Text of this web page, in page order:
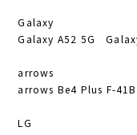
Galaxy
Galaxy A52 5G
arrows
arrows Be4 Plus F-
LG